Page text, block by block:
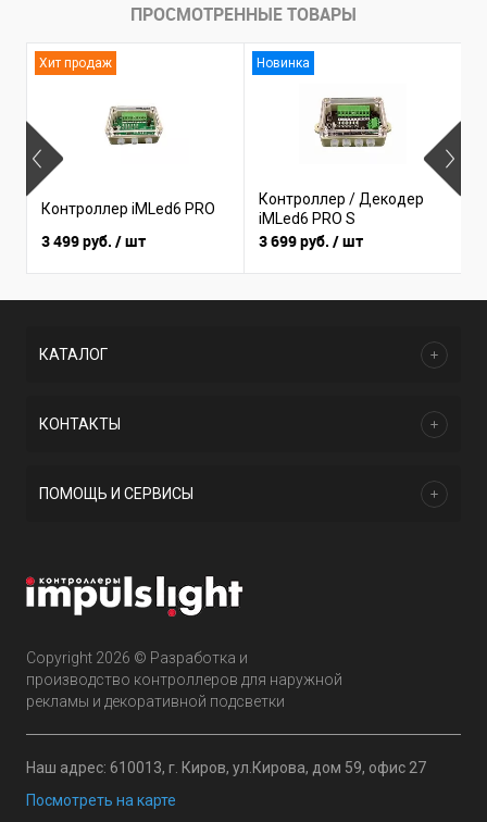
ПРОСМОТРЕННЫЕ ТОВАРЫ
Хит продаж
Контроллер iMLed6 PRO
3 499 руб. / шт
Новинка
Контроллер / Декодер
iMLed6 PRO S
3 699 руб. / шт
Copyright 2026 © Разработка и
производство контроллеров для наружной
рекламы и декоративной подсветки
Наш адрес: 610013, г. Киров, ул.Кирова, дом 59, офис 27
Посмотреть на карте
КАТАЛОГ
КОНТАКТЫ
ПОМОЩЬ И СЕРВИСЫ